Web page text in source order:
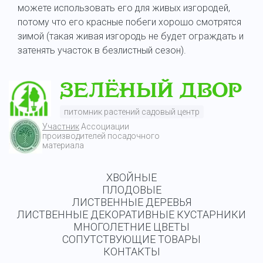
можете использовать его для живых изгородей,
потому что его красные побеги хорошо смотрятся
зимой (такая живая изгородь не будет ограждать и
затенять участок в безлистный сезон).
питомник растений садовый центр
УчастникАссоциации
производителей посадочного
материала
ХВОЙНЫЕ
ПЛОДОВЫЕ
ЛИСТВЕННЫЕ ДЕРЕВЬЯ
ЛИСТВЕННЫЕ ДЕКОРАТИВНЫЕ КУСТАРНИКИ
МНОГОЛЕТНИЕ ЦВЕТЫ
СОПУТСТВУЮЩИЕ ТОВАРЫ
КОНТАКТЫ